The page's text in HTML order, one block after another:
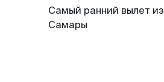
Самый ранний вылет из
Самары